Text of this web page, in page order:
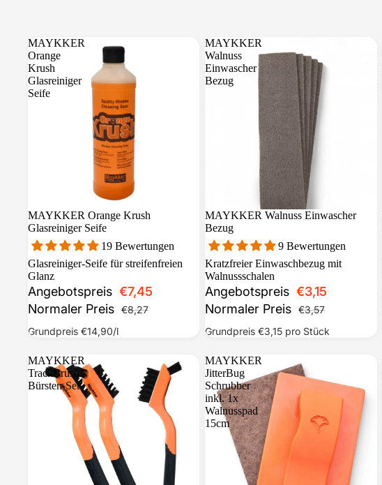
MAYKKER
Orange
Krush
Glasreiniger
Seife
Sale
MAYKKER Orange Krush
Glasreiniger Seife
19 Bewertungen
Glasreiniger-Seife für streifenfreien
Glanz
Angebotspreis €7,45
Normaler Preis €8,27
Grundpreis €14,90/l
MAYKKER
Walnuss
Einwascher
Bezug
Sale
MAYKKER Walnuss Einwascher
Bezug
9 Bewertungen
Kratzfreier Einwaschbezug mit
Walnussschalen
Angebotspreis €3,15
Normaler Preis
€3,57
Grundpreis €3,15 pro Stück
MAYKKER
TrackBrush
Bürsten-Set
MAYKKER
JitterBug
Schrubber
inkl. 1x
Walnusspad
15cm